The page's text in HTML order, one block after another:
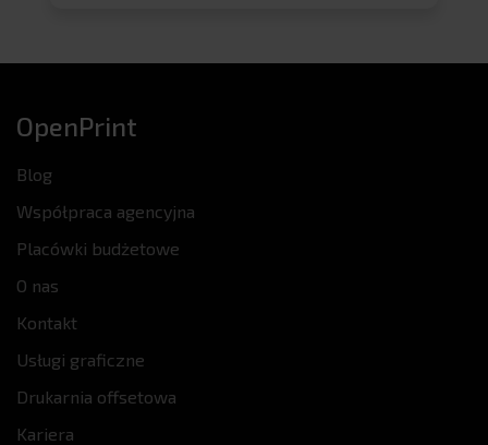
OpenPrint
Blog
Współpraca agencyjna
Placówki budżetowe
O nas
Kontakt
Usługi graficzne
Drukarnia offsetowa
Kariera